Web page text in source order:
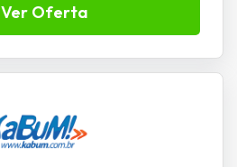
Ver Oferta